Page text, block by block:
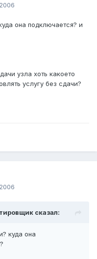
она подключается? и
узла хоть какоето
услугу без сдачи?
сказал:
куда она